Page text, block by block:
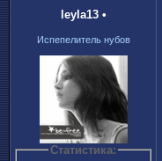
leyla13 •
Испепелитель нубов
Статистика: